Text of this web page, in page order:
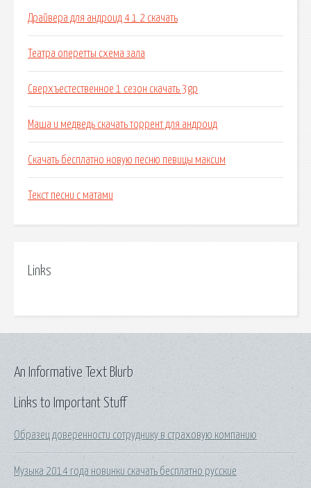
Драйвера для андроид 4 1 2 скачать
Театра оперетты схема зала
Сверхъестественное 1 сезон скачать 3gp
Маша и медведь скачать торрент для андроид
Скачать бесплатно новую песню певицы максим
Текст песни с матами
Links
Links to Important Stuff
Образец доверенности сотруднику в страховую компанию
Музыка 2014 года новинки скачать бесплатно русские
An Informative Text Blurb